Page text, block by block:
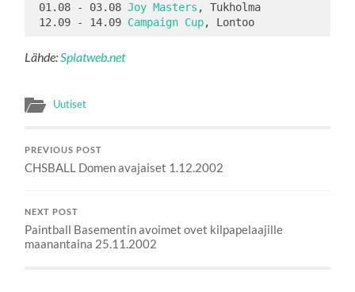
01.08 - 03.08 Joy Masters , Tukholma
12.09 - 14.09 Campaign Cup , Lontoo
Lähde: Splatweb.net
Uutiset
PREVIOUS POST
CHSBALL Domen avajaiset 1.12.2002
NEXT POST
Paintball Basementin avoimet ovet kilpapelaajille
maanantaina 25.11.2002